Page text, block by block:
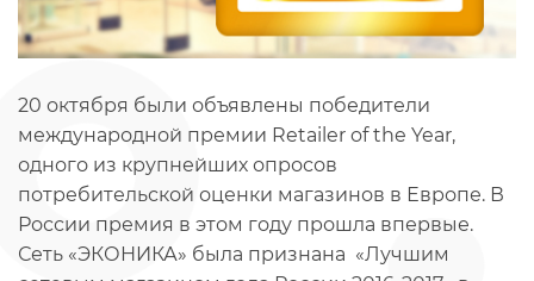
20 октября были объявлены победители
международной премии Retailer of the Year,
одного из крупнейших опросов
потребительской оценки магазинов в Европе. В
России премия в этом году прошла впервые.
Сеть «ЭКОНИКА» была признана «Лучшим